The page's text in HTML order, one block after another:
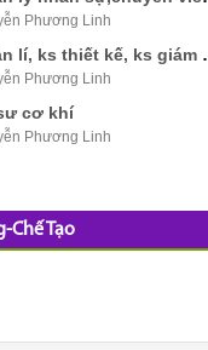
Phương Linh
Quản
Phương Linh
cơ khí
Phương Linh
Chế Tạo